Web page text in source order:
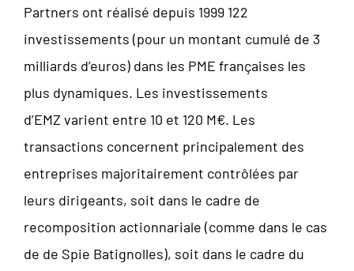
Partners ont réalisé depuis 1999 122
investissements (pour un montant cumulé de 3
milliards d’euros) dans les PME françaises les
plus dynamiques. Les investissements
d’EMZ varient entre 10 et 120 M€. Les
transactions concernent principalement des
entreprises majoritairement contrôlées par
leurs dirigeants, soit dans le cadre de
recomposition actionnariale (comme dans le cas
de de Spie Batignolles), soit dans le cadre du